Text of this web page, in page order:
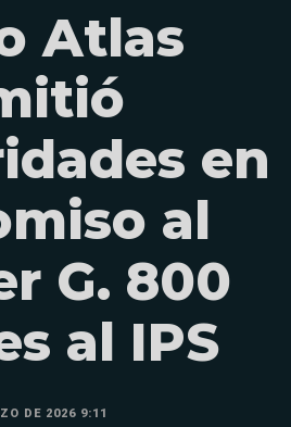
Atlas
en
al
G. 800
al IPS
DE 2026 9:11